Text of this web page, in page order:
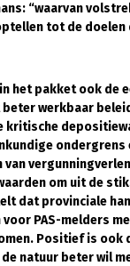
energie
en onderwijs
“waarvan
tot de doelen
het pakket ook de
werkbaar
kritische
ondergrens
om uit de
dat provinciale
PAS-melders
Positief is ook
natuur beter wil